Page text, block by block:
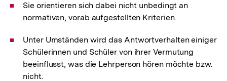
Sie orientieren sich dabei nicht unbedingt an
normativen, vorab aufgestellten Kriterien.
Unter Umständen wird das Antwortverhalten einiger
Schülerinnen und Schüler von ihrer Vermutung
beeinflusst, was die Lehrperson hören möchte bzw.
nicht.